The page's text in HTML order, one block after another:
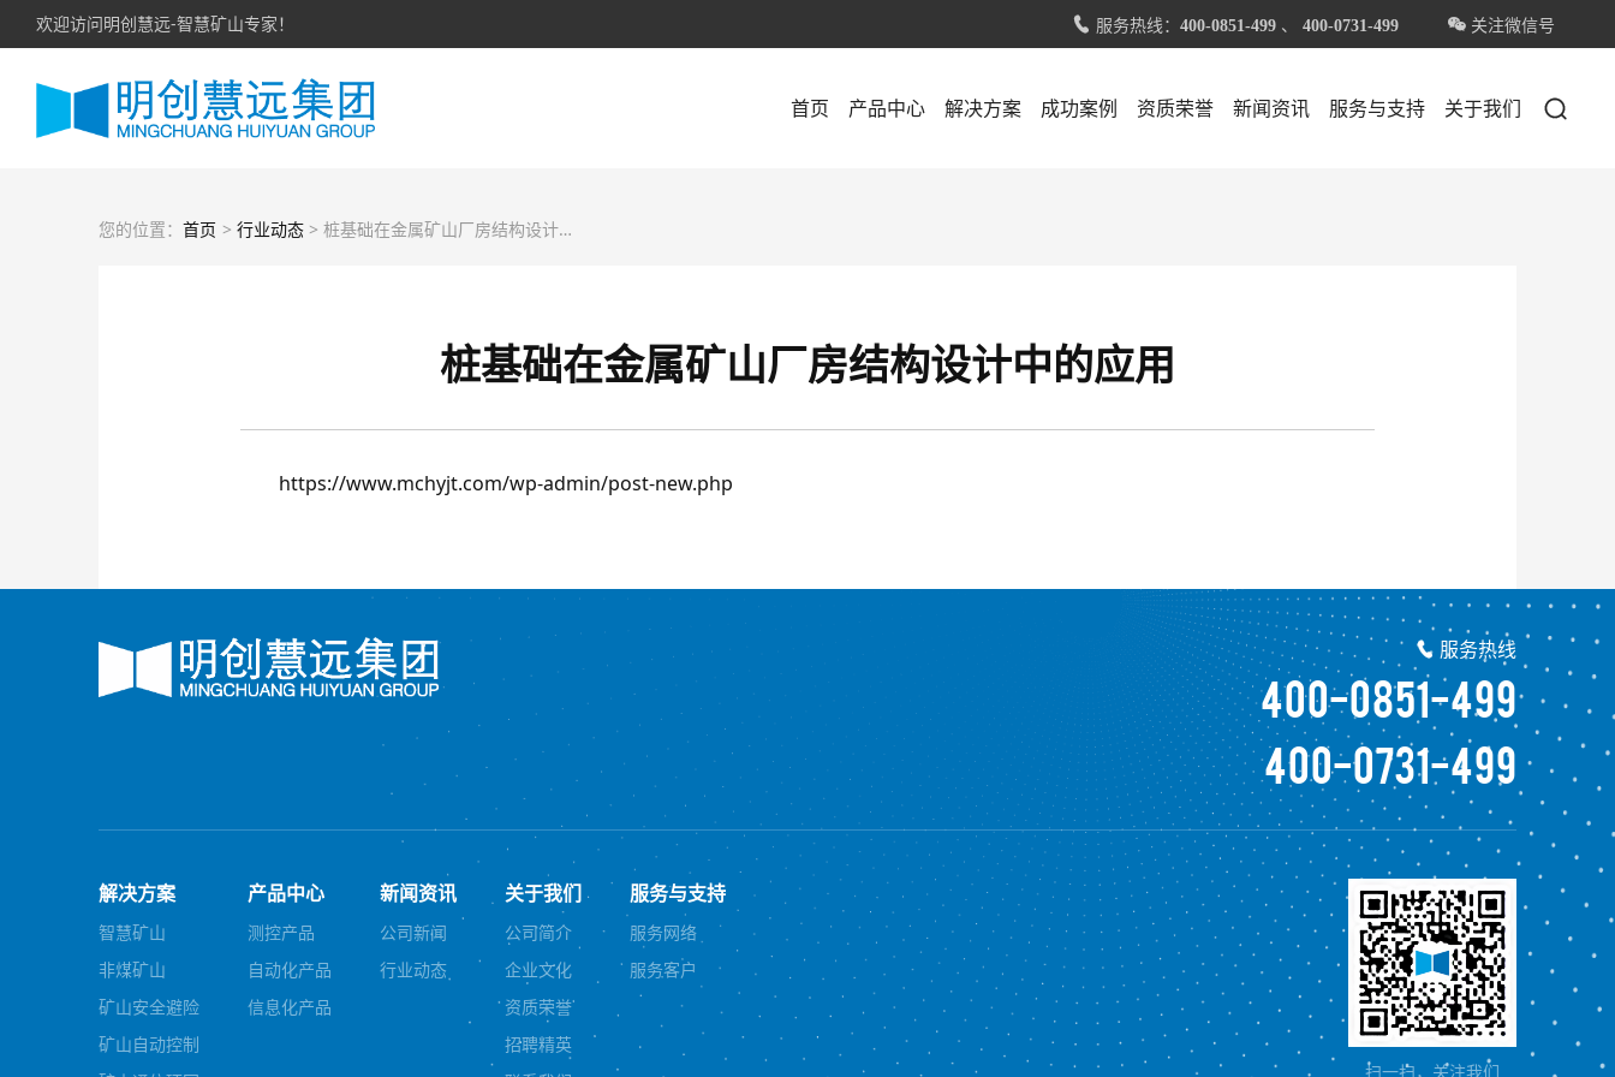
欢迎访问明创慧远-智慧矿山专家！  服务热线： 400-0851-499 、 400-0731-499  关注微信号
首页 产品中心 解决方案 成功案例 资质荣誉 新闻资讯 服务与支持 关于我们 
您的位置： 首页 > 行业动态 > 桩基础在金属矿山厂房结构设计中的应用
桩基础在金属矿山厂房结构设计中的应用
https://www.mchyjt.com/wp-admin/post-new.php
 服务热线
400-0851-499
400-0731-499
解决方案
智慧矿山
非煤矿山
矿山安全避险
矿山自动控制
产品中心
测控产品
自动化产品
信息化产品
新闻资讯
公司新闻
行业动态
关于我们
公司简介
企业文化
资质荣誉
招聘精英
服务与支持
服务网络
服务客户
扫一扫，关注我们